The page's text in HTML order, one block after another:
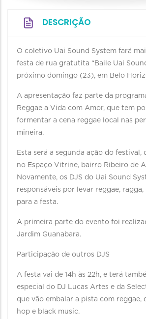
DESCRIÇÃO
O coletivo Uai Sound System fará
festa de rua gratutita “Baile Uai
próximo domingo (23), em Belo
A apresentação faz parte da
Reggae a Vida com Amor, que tem
formentar a cena reggae local nas
mineira.
Esta será a segunda ação do festival,
no Espaço Vitrine, bairro Ribeiro de
Novamente, os DJS do Uai Sound
responsáveis por levar reggae,
para a festa.
A primeira parte do evento foi
Jardim Guanabara.
Participação de outros DJS
A festa vai de 14h às 22h, e terá
especial do DJ Lucas Artes e da
que vão embalar a pista com reggae,
hop e black music.